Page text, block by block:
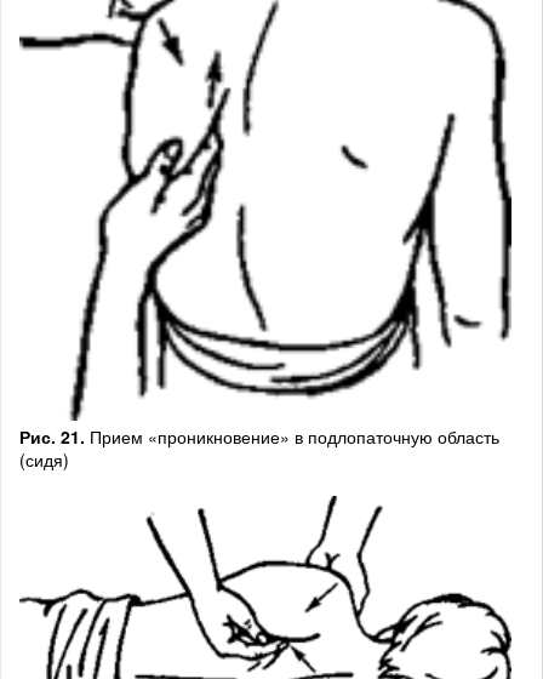
Рис. 21. Прием «проникновение» в подлопаточную область
(сидя)